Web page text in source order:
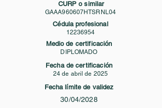
CURP o similar
GAAA960607HTSRNL04
Cédula profesional
12236954
Medio de certificación
DIPLOMADO
Fecha de certificación
24 de abril de 2025
Fecha límite de validez
30/04/2028